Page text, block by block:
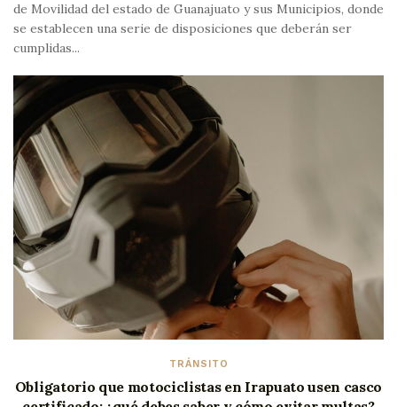
de Movilidad del estado de Guanajuato y sus Municipios, donde
se establecen una serie de disposiciones que deberán ser
cumplidas...
TRÁNSITO
Obligatorio que motociclistas en Irapuato usen casco